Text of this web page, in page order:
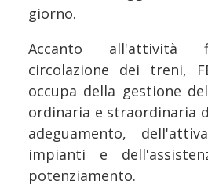
giorno.
Accanto all'attività
circolazione dei treni,
occupa della gestione
ordinaria e straordinaria
adeguamento,
impianti e
potenziamento.